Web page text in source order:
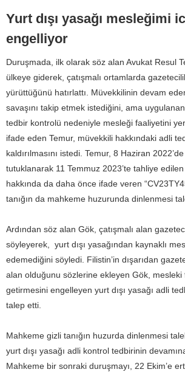
Yurt dışı yasağı mesleğimi
engelliyor
Duruşmada, ilk olarak söz alan Avukat Resul
ülkeye giderek, çatışmalı ortamlarda
yürüttüğünü hatırlattı. Müvekkilinin devam
savaşını takip etmek istediğini, ama uygulanan
tedbir kontrolü nedeniyle mesleği faaliyetini
ifade eden Temur, müvekkili hakkındaki adli
kaldırılmasını istedi. Temur, 8 Haziran 2022’de
tutuklanarak 11 Temmuz 2023’te tahliye
hakkında da daha önce ifade veren
tanığın da mahkeme huzurunda dinlenmesi
Ardından söz alan Gök, çatışmalı alan
söyleyerek, yurt dışı yasağından kaynaklı
edemediğini söyledi. Filistin’in dışarıdan
alan olduğunu sözlerine ekleyen Gök,
getirmesini engelleyen yurt dışı yasağı adli
talep etti.
Mahkeme gizli tanığın huzurda dinlenmesi
yurt dışı yasağı adli kontrol tedbirinin
Mahkeme bir sonraki duruşmayı, 22 Ekim’e